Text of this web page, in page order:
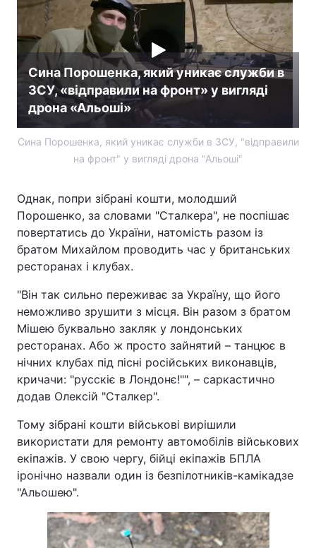
Сина Порошенка, який уникає служби в
ЗСУ, «відправили на фронт» у вигляді
дрона «Альоші»
Сина Порошенка, який уникає служби в ЗСУ, "відправили
на фронт" у вигляді дрона "Альоші"
Однак, попри зібрані кошти, молодший
Порошенко, за словами "Сталкера", не поспішає
повертатись до України, натомість разом із
братом Михайлом проводить час у британських
ресторанах і клубах.
"Він так сильно переживає за Україну, що його
неможливо зрушити з місця. Він разом з братом
Мішею буквально закляк у лондонських
ресторанах. Або ж просто зайнятий – танцює в
нічних клубах під пісні російських виконавців,
кричачи: "русскіє в Лондонє!"", – саркастично
додав Олексій "Сталкер".
Тому зібрані кошти військові вирішили
використати для ремонту автомобілів військових
екіпажів. У свою чергу, бійці екіпажів БПЛА
іронічно назвали один із безпілотників-камікадзе
"Альошею".